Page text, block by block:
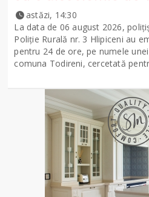
astăzi, 14:30
La data de 06 august 2026,
Poliție Rurală nr. 3 Hlipiceni au
pentru 24 de ore, pe numele
comuna Todireni, cercetată